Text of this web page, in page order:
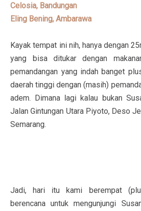
Celosia, Bandungan
Eling Bening, Ambarawa
Kayak tempat ini nih, hanya dengan
yang bisa ditukar dengan
pemandangan yang indah banget
daerah tinggi dengan (masih)
adem. Dimana lagi kalau bukan
Jalan Gintungan Utara Piyoto, Deso
Semarang.
Jadi, hari itu kami berempat
berencana untuk mengunjungi